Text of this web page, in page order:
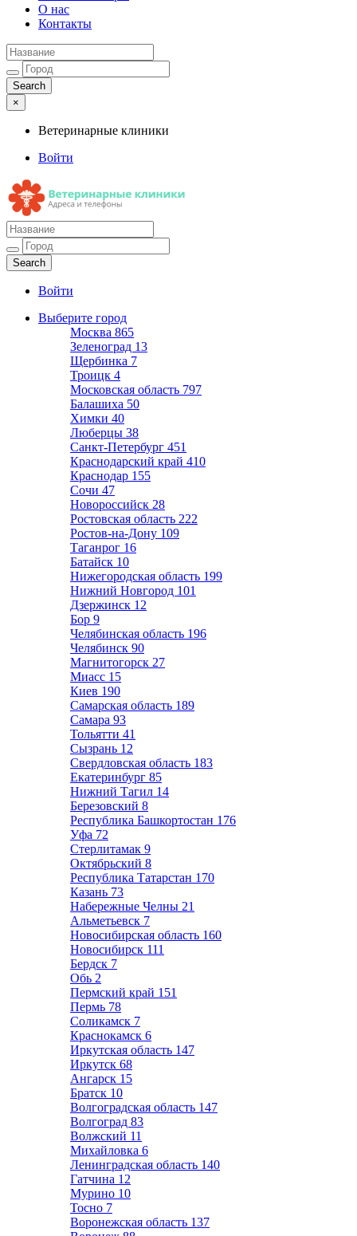
О нас
Контакты
×
Ветеринарные клиники
Войти
Ветеринарные клиники
Адреса и телефоны
Войти
Выберите город
Москва 865
Зеленоград 13
Щербинка 7
Троицк 4
Московская область 797
Балашиха 50
Химки 40
Люберцы 38
Санкт-Петербург 451
Краснодарский край 410
Краснодар 155
Сочи 47
Новороссийск 28
Ростовская область 222
Ростов-на-Дону 109
Таганрог 16
Батайск 10
Нижегородская область 199
Нижний Новгород 101
Дзержинск 12
Бор 9
Челябинская область 196
Челябинск 90
Магнитогорск 27
Миасс 15
Киев 190
Самарская область 189
Самара 93
Тольятти 41
Сызрань 12
Свердловская область 183
Екатеринбург 85
Нижний Тагил 14
Березовский 8
Республика Башкортостан 176
Уфа 72
Стерлитамак 9
Октябрьский 8
Республика Татарстан 170
Казань 73
Набережные Челны 21
Альметьевск 7
Новосибирская область 160
Новосибирск 111
Бердск 7
Обь 2
Пермский край 151
Пермь 78
Соликамск 7
Краснокамск 6
Иркутская область 147
Иркутск 68
Ангарск 15
Братск 10
Волгоградская область 147
Волгоград 83
Волжский 11
Михайловка 6
Ленинградская область 140
Гатчина 12
Мурино 10
Тосно 7
Воронежская область 137